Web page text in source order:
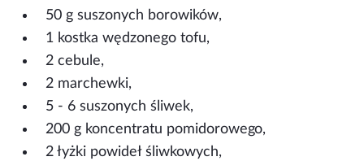
50 g suszonych borowików,
1 kostka wędzonego tofu,
2 cebule,
2 marchewki,
5 - 6 suszonych śliwek,
200 g koncentratu pomidorowego,
2 łyżki powideł śliwkowych,